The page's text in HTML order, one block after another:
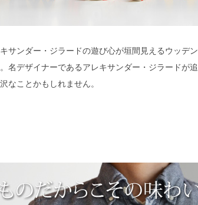
サンダー・ジラードの遊び心が垣間見えるウッデ
名デザイナーであるアレキサンダー・ジラードが
なことかもしれません。